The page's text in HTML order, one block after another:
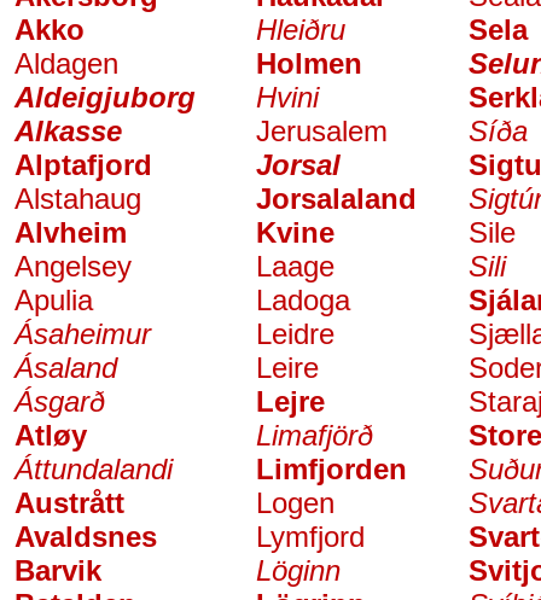
Akko
Aldagen
Aldeigjuborg
Alkasse
Alptafjord
Alstahaug
Alvheim
Angelsey
Apulia
Ásaheimur
Ásaland
Ásgarð
Atløy
Áttundalandi
Austrått
Avaldsnes
Barvik
Hleiðru
Holmen
Hvini
Jerusalem
Jorsal
Jorsalaland
Kvine
Laage
Ladoga
Leidre
Leire
Lejre
Limafjörð
Limfjorden
Logen
Lymfjord
Löginn
Sela
Síða
Sile
Sili